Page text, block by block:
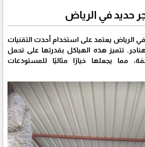
حديد في الرياض
الرياض يعتمد على استخدام أحدث التقنيات
تتميز هذه الهياكل بقدرتها على تحمل
مما يجعلها خيارًا مثاليًا للمستودعات